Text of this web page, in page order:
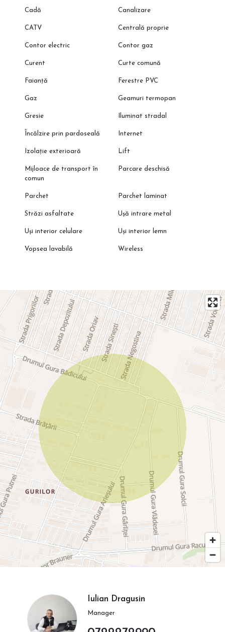
Cadă Canalizare
CATV Centrală proprie
Contor electric Contor gaz
Curent Curte comună
Faianță Ferestre PVC
Gaz Geamuri termopan
Gresie Iluminat stradal
Încălzire prin pardoseală Internet
Izolație exterioară Lift
Mijloace de transport în
comun
Parcare deschisă
Parchet Parchet laminat
Străzi asfaltate Ușă intrare metal
Uși interior celulare Uși interior lemn
Vopsea lavabilă Wireless
Iulian Dragusin
Manager